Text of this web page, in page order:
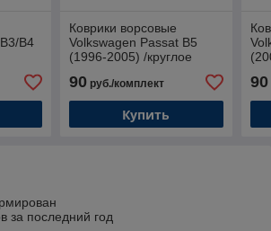
B4
Б3 /
Коврики ворсовые
Volkswagen Passat B5
(1996-2005) /круглое
(Highway)
90руб./комплект
Купить
Б7
90
за последний год